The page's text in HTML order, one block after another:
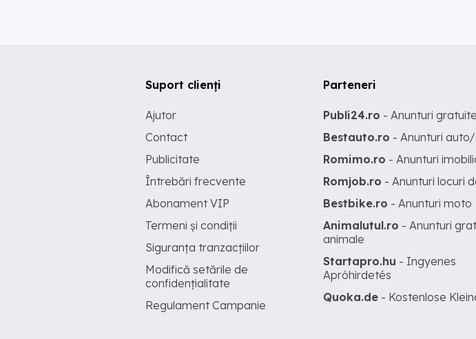
Suport clienți
Ajutor
Contact
Publicitate
Întrebări frecvente
Abonament VIP
Termeni și condiții
Siguranța tranzacțiilor
Modifică setările de
confidențialitate
Regulament Campanie
Parteneri
Publi24.ro - Anunturi gratuite
Bestauto.ro - Anunturi
Romimo.ro - Anunturi
Romjob.ro - Anunturi locuri
Bestbike.ro - Anunturi moto
Animalutul.ro - Anunturi
animale
Startapro.hu - Ingyenes
Apróhirdetés
Quoka.de - Kostenlose